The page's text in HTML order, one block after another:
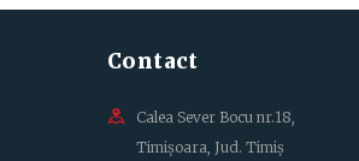
Contact
Calea Sever Bocu nr.18,
Timișoara, Jud. Timiș